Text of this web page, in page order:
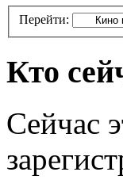
Перейти:
Кто
Сейчас